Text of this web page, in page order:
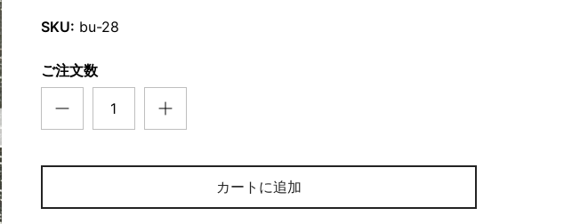
SKU: bu-28
ご注文数
カートに追加